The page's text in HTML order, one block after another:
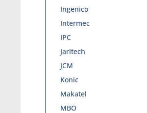
Ingenico
Intermec
IPC
Jarltech
JCM
Konic
Makatel
MBO